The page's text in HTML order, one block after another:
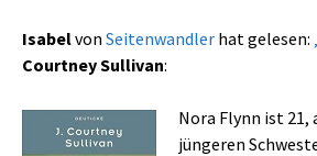
Isabelvon Seitenwandler hat gelesen:
Courtney Sullivan:
Nora Flynn ist
jüngeren